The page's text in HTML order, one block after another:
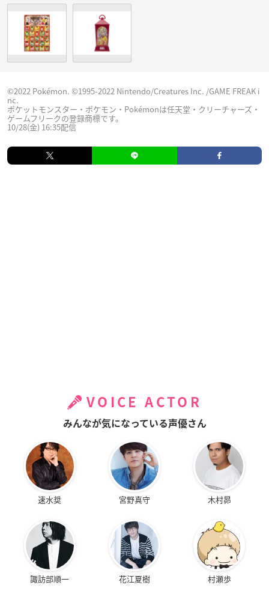
©2022 Pokémon. ©1995-2022 Nintendo/Creatures Inc. /GAME FREAK i
nc.
ポケットモンスター・ポケモン・Pokémonは任天堂・クリーチャーズ・
ゲームフリークの登録商標です。
10/28(金) 16:35配信
VOICE ACTOR
みんなが気になっている声優さん
速水奨 宮野真守 木村昴
諏訪部順一 花江夏樹 村瀬歩